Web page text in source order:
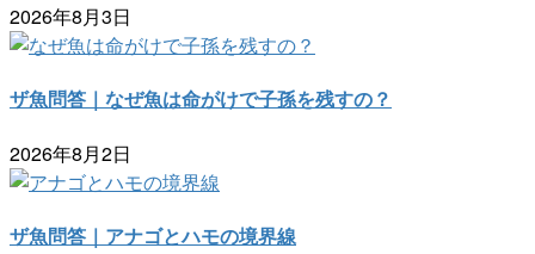
2026年8月3日
ザ魚問答｜なぜ魚は命がけで子孫を残すの？
2026年8月2日
ザ魚問答｜アナゴとハモの境界線